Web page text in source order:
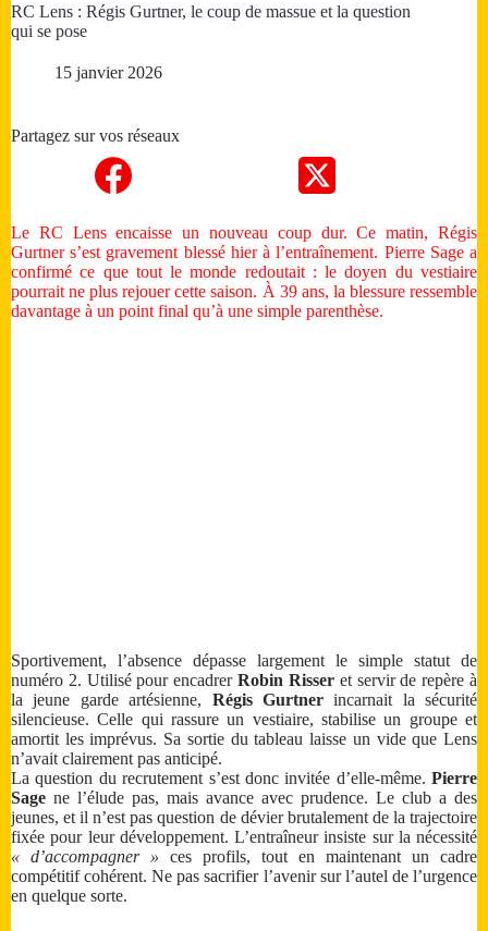
RC Lens : Régis Gurtner, le coup de massue et la question
qui se pose
15 janvier 2026
Partagez sur vos réseaux
Le RC Lens encaisse un nouveau coup dur. Ce matin, Régis
Gurtner s’est gravement blessé hier à l’entraînement. Pierre Sage a
confirmé ce que tout le monde redoutait : le doyen du vestiaire
pourrait ne plus rejouer cette saison. À 39 ans, la blessure ressemble
davantage à un point final qu’à une simple parenthèse.
Sportivement, l’absence dépasse largement le simple statut de
numéro 2. Utilisé pour encadrerRobin Risseret servir de repère à
la jeune garde artésienne, Régis Gurtnerincarnait la sécurité
silencieuse. Celle qui rassure un vestiaire, stabilise un groupe et
amortit les imprévus. Sa sortie du tableau laisse un vide que Lens
n’avait clairement pas anticipé.
La question du recrutement s’est donc invitée d’elle-même. Pierre
Sage ne l’élude pas, mais avance avec prudence. Le club a des
jeunes, et il n’est pas question de dévier brutalement de la trajectoire
fixée pour leur développement. L’entraîneur insiste sur la nécessité
« d’accompagner » ces profils, tout en maintenant un cadre
compétitif cohérent. Ne pas sacrifier l’avenir sur l’autel de l’urgence
en quelque sorte.